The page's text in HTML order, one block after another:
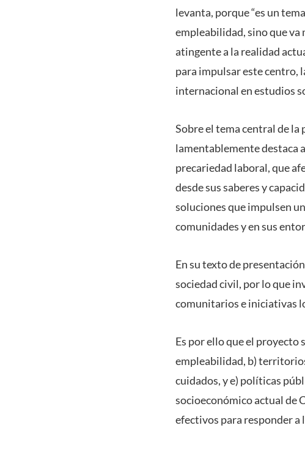
levanta, porque “es un
empleabilidad, sino que va
atingente a la realidad
para impulsar este centro,
internacional en estudios
Sobre el tema central de la
lamentablemente destaca
precariedad laboral, que
desde sus saberes y
soluciones que impulsen
comunidades y en sus
En su texto de
sociedad civil, por lo que
comunitarios e iniciativas
Es por ello que el proyecto
empleabilidad, b)
cuidados, y e) políticas
socioeconómico actual de
efectivos para responder a